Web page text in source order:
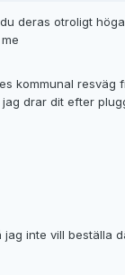
deras otroligt
kommunal resväg
drar dit efter
jag inte vill beställa